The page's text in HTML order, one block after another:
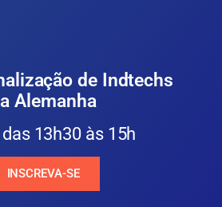
de Indtechs
Alemanha
13h30 às 15h
INSCREVA-SE